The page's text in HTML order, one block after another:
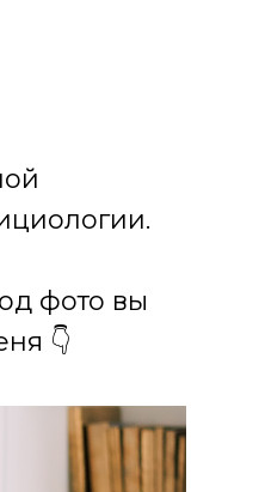
фото вы
👇